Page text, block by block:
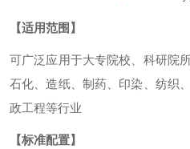
【适用范围】
可广泛应用于大专院校、科研院
石化、造纸、制药、印染、纺织
政工程等行业
【标准配置】